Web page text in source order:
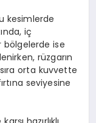
kesimlerde
iç
bölgelerde ise
rüzgarın
orta kuvvette
seviyesine